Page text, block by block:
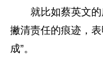
就比如蔡英文
撇清责任的痕迹，
成”。